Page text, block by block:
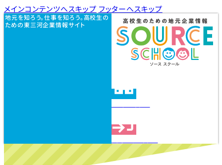
メインコンテンツへスキップ フッターへスキップ
地元を知ろう。仕事を知ろう。高校生の
ための東三河企業情報サイト